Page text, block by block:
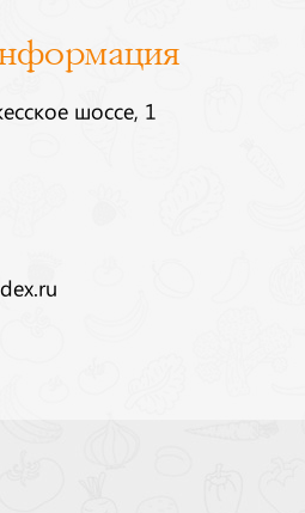
шоссе, 1